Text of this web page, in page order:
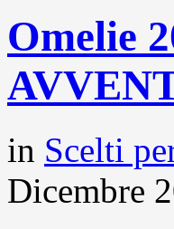
Omelie
in Scelti
Dicembre